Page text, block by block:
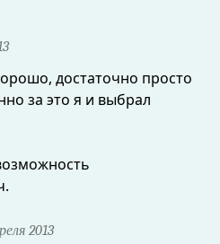
достаточно просто
за это я и выбрал
2013